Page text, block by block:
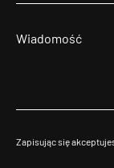
Zapisując się